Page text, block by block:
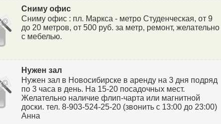
Сниму офис
Сниму офис : пл. Маркса - метро Студенческая, от 9
до 20 метров, от 500 руб. за метр, ремонт, желательно
с мебелью.
Нужен зал
Нужен зал в Новосибирске в аренду на 3 дня подряд
по 3 часа в день. На 15-20 посадочных мест.
Желательно наличие флип-чарта или магнитной
доски. тел. 8-903-524-25-20 (звонить с 13:00 до 23:00)
Анна